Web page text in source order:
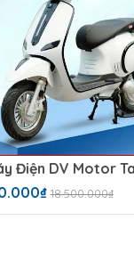
18.500.000₫